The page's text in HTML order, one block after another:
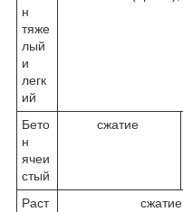
н
тяже
лый
и
легк
ий
Бето
н
ячеи
стый
сжатие
Раст
сжатие